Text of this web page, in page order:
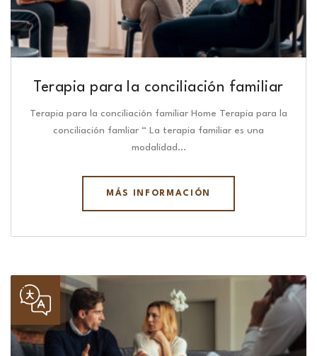
Terapia para la conciliación familiar
Terapia para la conciliación familiar Home Terapia para la
conciliación famliar “ La terapia familiar es una
modalidad…
MÁS INFORMACIÓN